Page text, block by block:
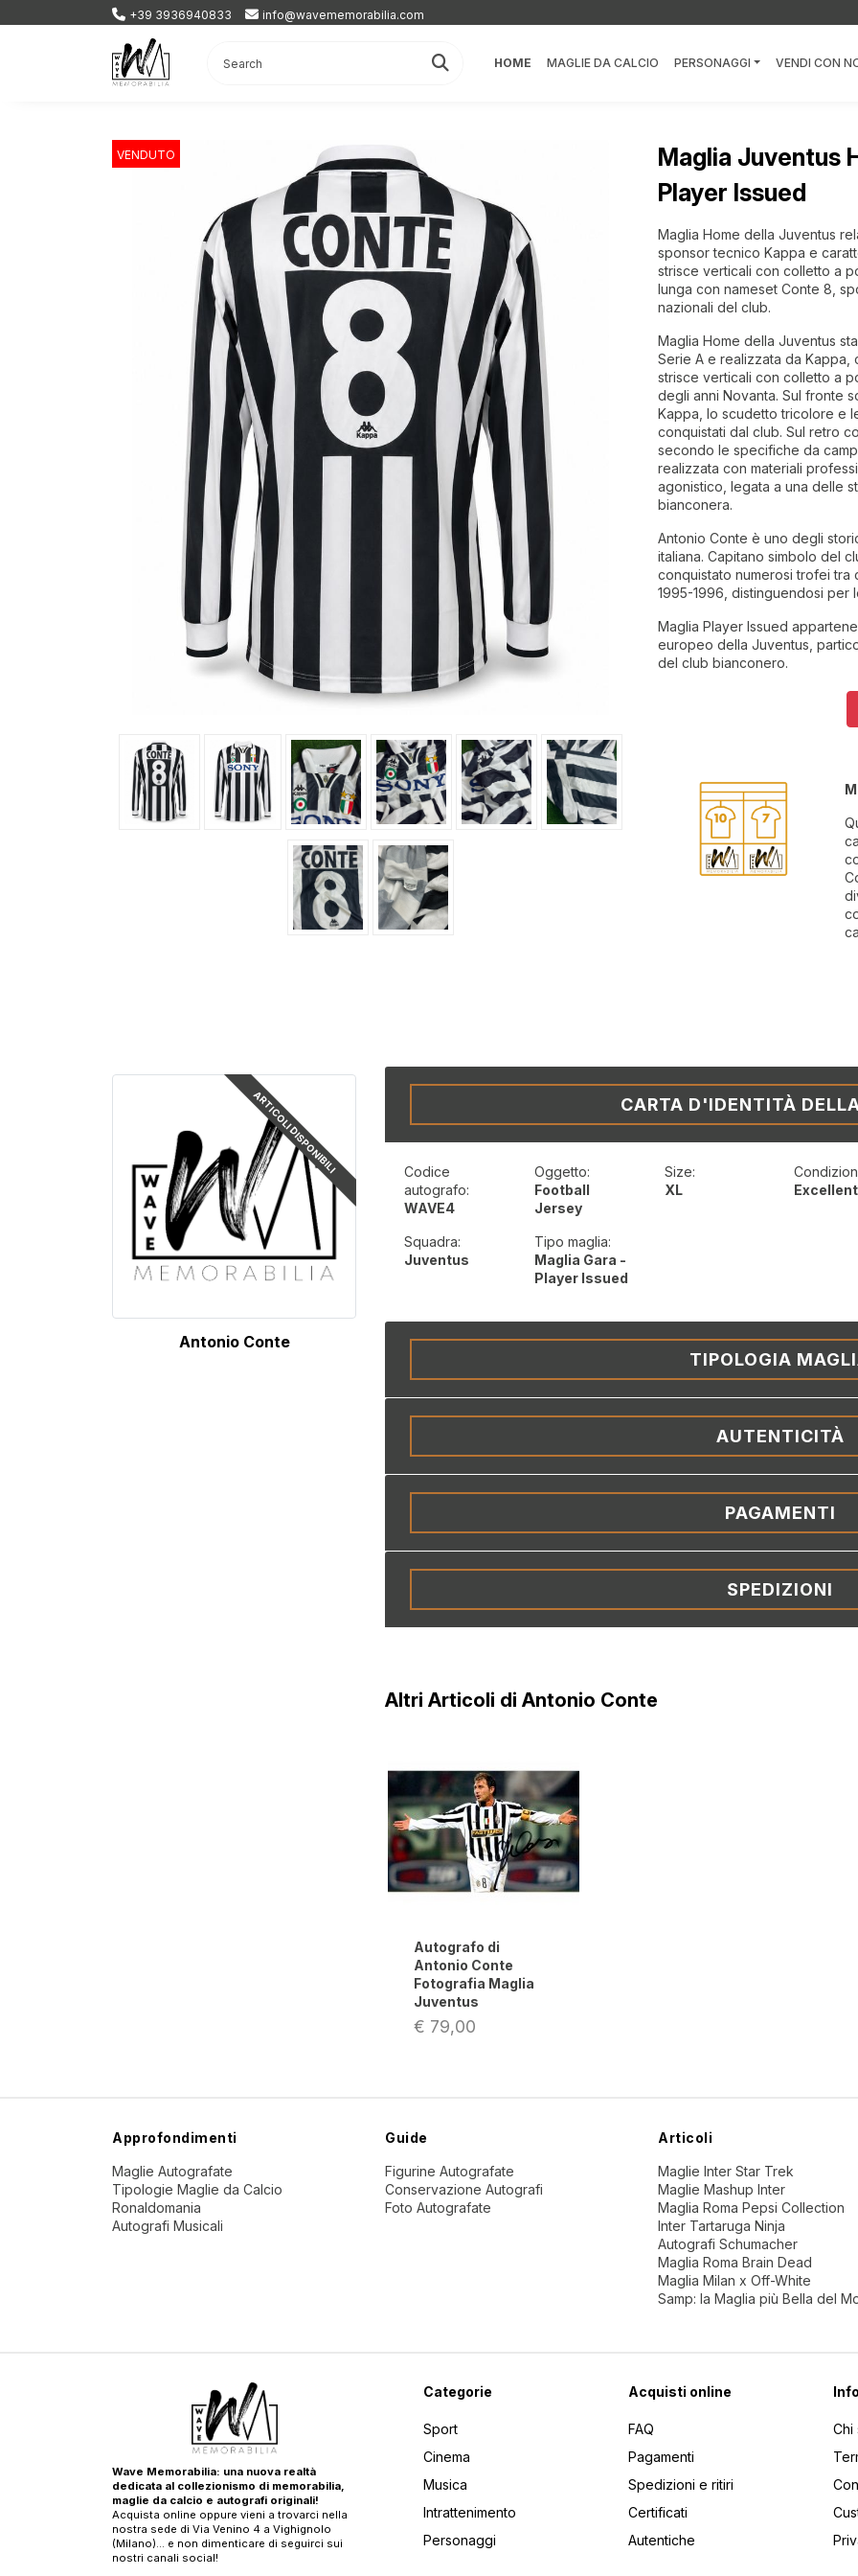
+39 3936940833 info@wavememorabilia.com
HOME MAGLIE DA CALCIO PERSONAGGI VENDI CON
VENDUTO
Maglia Juventus
Player Issued
Maglia Home della Juventus
sponsor tecnico Kappa e
strisce verticali con colletto a
lunga con nameset Conte 8,
nazionali del club.
Maglia Home della Juventus
Serie A e realizzata da
strisce verticali con colletto a
degli anni Novanta. Sul fronte
Kappa, lo scudetto tricolore e
conquistati dal club. Sul retro
secondo le specifiche da
realizzata con materiali
agonistico, legata a una delle
bianconera.
Antonio Conte è uno degli
italiana. Capitano simbolo del
conquistato numerosi trofei tra
1995-1996, distinguendosi per
Maglia Player Issued
europeo della Juventus,
del club bianconero.
ARTICOLI DISPONIBILI
Antonio Conte
CARTA D'IDENTITÀ
Codice
autografo:
WAVE4
Oggetto:
Football
Jersey
Size:
XL
Excellent
Squadra:
Juventus
Tipo maglia:
Maglia Gara -
Player Issued
TIPOLOGIA
AUTENTICITÀ
PAGAMENTI
SPEDIZIONI
Altri Articoli di Antonio Conte
Autografo di
Antonio Conte
Fotografia Maglia
Juventus
€ 79,00
Approfondimenti
Maglie Autografate
Tipologie Maglie da Calcio
Ronaldomania
Autografi Musicali
Guide
Figurine Autografate
Conservazione Autografi
Foto Autografate
Articoli
Maglie Inter Star Trek
Maglie Mashup Inter
Maglia Roma Pepsi Collection
Inter Tartaruga Ninja
Autografi Schumacher
Maglia Roma Brain Dead
Maglia Milan x Off-White
Samp: la Maglia più Bella del
Wave Memorabilia: una nuova realtà
dedicata al collezionismo di memorabilia,
maglie da calcio e autografi originali!
Acquista online oppure vieni a trovarci nella
nostra sede di Via Venino 4 a Vighignolo
(Milano)… e non dimenticare di seguirci sui
nostri canali social!
Categorie
Sport
Cinema
Musica
Intrattenimento
Personaggi
Acquisti online
FAQ
Pagamenti
Spedizioni e ritiri
Certificati
Autentiche
Chi